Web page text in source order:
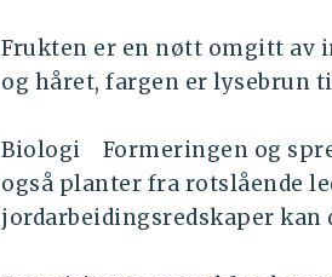
Frukten er en nøtt omgitt av
og håret, fargen er lysebrun
Biologi Formeringen og
også planter fra rotslående
jordarbeidingsredskaper kan